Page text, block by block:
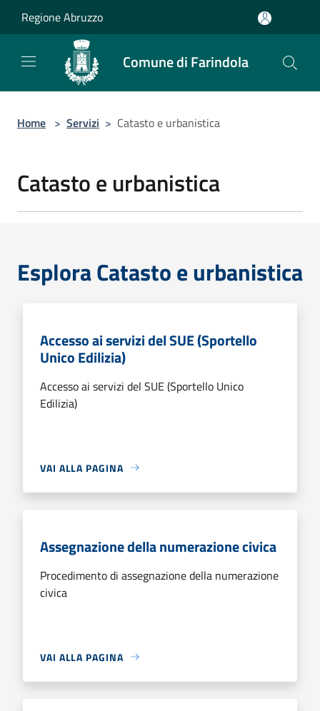
Regione Abruzzo
Comune di Farindola
Home > Servizi > Catasto e urbanistica
Catasto e urbanistica
Esplora Catasto e urbanistica
Accesso ai servizi del SUE (Sportello
Unico Edilizia)
Accesso ai servizi del SUE (Sportello Unico
Edilizia)
VAI ALLA PAGINA
Assegnazione della numerazione civica
Procedimento di assegnazione della numerazione
civica
VAI ALLA PAGINA